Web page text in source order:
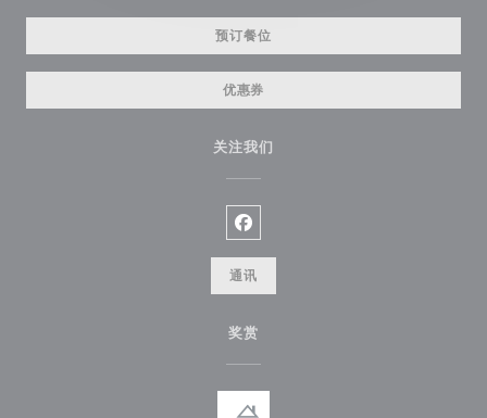
预订餐位
优惠券
关注我们
Facebook ((在新窗口中打开))
通讯
奖赏